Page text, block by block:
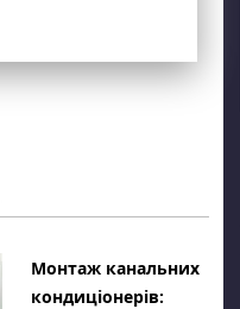
Монтаж канальних
кондиціонерів: